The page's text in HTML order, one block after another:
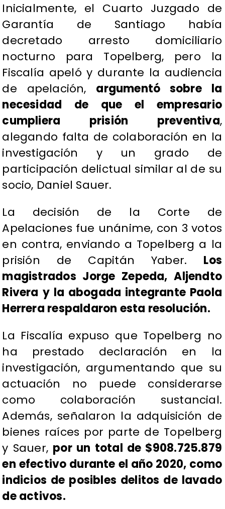
Inicialmente, el Cuarto Juzgado de
Garantía de Santiago había
decretado arresto domiciliario
nocturno para Topelberg, pero la
Fiscalía apeló y durante la audiencia
de apelación, argumentó sobre la
necesidad de que el empresario
cumpliera prisión preventiva,
alegando falta de colaboración en la
investigación y un grado de
participación delictual similar al de su
socio, Daniel Sauer.
La decisión de la Corte de
Apelaciones fue unánime, con 3 votos
en contra, enviando a Topelberg a la
prisión de Capitán Yaber. Los
magistrados Jorge Zepeda, Aljendto
Rivera y la abogada integrante Paola
Herrera respaldaron esta resolución.
La Fiscalía expuso que Topelberg no
ha prestado declaración en la
investigación, argumentando que su
actuación no puede considerarse
como colaboración sustancial.
Además, señalaron la adquisición de
bienes raíces por parte de Topelberg
y Sauer, por un total de $908.725.879
en efectivo durante el año 2020, como
indicios de posibles delitos de lavado
de activos.